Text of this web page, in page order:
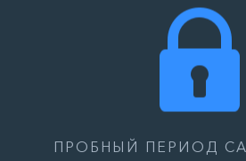
ПРОБНЫЙ ПЕРИОД